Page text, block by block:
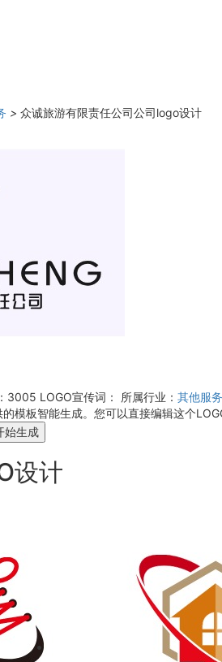
> 众诚旅游有限责任公司公司logo设计
3005 LOGO宣传词： 所属行业： 其他服务
模板智能生成。您可以直接编辑这个
始生成
设计